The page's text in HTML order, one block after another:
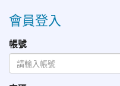
會員登入
帳號